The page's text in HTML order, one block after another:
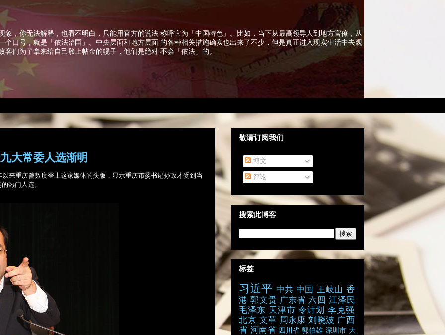
象，你无法解释，也看不明白，只能用官方的说法 称呼它为「中国特色」。比如，当下从最高领导人到地方官僚，从
个口号，就是「依法治国」。中央层面和地方层面 的各种相关措施确实也出来了不少，但是真正进入现实生活中去观
们为了拿来给自己脸上帖金的幌子，他们是绝对 不会「依法」的。
大常委人选渐明
来重庆曾数度登上这家媒体的头版，显示重庆市委书记孙政才受到当
热门人选。
敬请订阅我们
博文
评论
搜索此博客
标签
习近平 中共 中国 王岐山 香
港 郭文贵 广东省 六四 江泽民
毛泽东 天津市 令计划 李克强
北京 文革 周永康 刘晓波 广西
省 河南省 四川省 郭伯雄 深圳市 大